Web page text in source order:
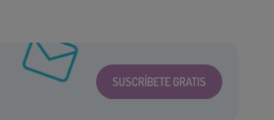
SUSCRÍBETE GRATIS